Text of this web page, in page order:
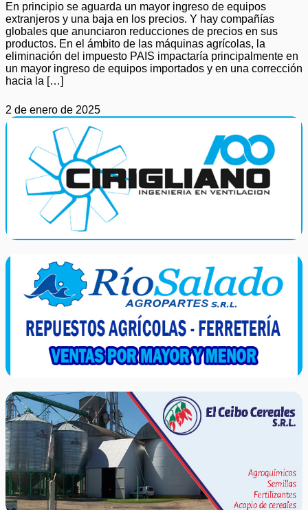
En principio se aguarda un mayor ingreso de equipos
extranjeros y una baja en los precios. Y hay compañías
globales que anunciaron reducciones de precios en sus
productos. En el ámbito de las máquinas agrícolas, la
eliminación del impuesto PAIS impactaría principalmente en
un mayor ingreso de equipos importados y en una corrección
hacia la […]
2 de enero de 2025